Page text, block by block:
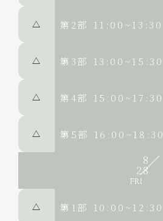
△ 第2部 11:00~13:30
△ 第3部 13:00~15:30
△ 第4部 15:00~17:30
△ 第5部 16:00~18:30
8
28
△ 第1部 10:00~12:30